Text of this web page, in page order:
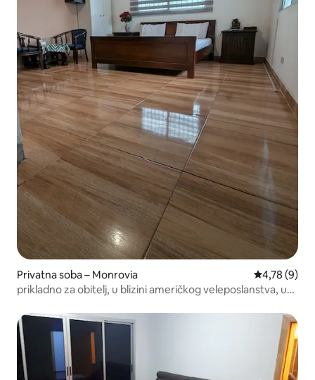
Privatna soba – Monrovia Prosječna
4,78 (9)
prikladno za obitelj, u blizini američkog veleposlanstva, u